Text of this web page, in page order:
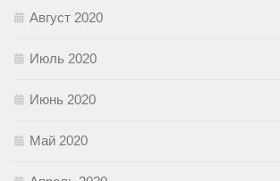
Август 2020
Июль 2020
Июнь 2020
Май 2020